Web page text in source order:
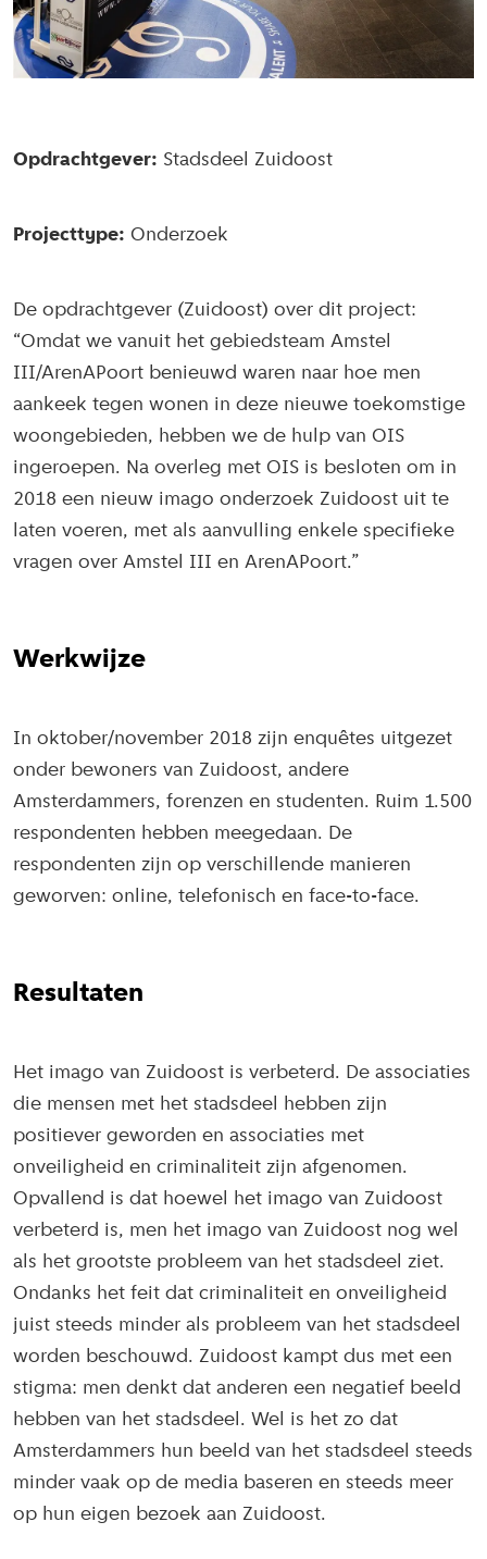
Opdrachtgever: Stadsdeel Zuidoost
Projecttype: Onderzoek
De opdrachtgever (Zuidoost) over dit project:
“Omdat we vanuit het gebiedsteam Amstel
III/ArenAPoort benieuwd waren naar hoe men
aankeek tegen wonen in deze nieuwe toekomstige
woongebieden, hebben we de hulp van OIS
ingeroepen. Na overleg met OIS is besloten om in
2018 een nieuw imago onderzoek Zuidoost uit te
laten voeren, met als aanvulling enkele specifieke
vragen over Amstel III en ArenAPoort.”
Werkwijze
In oktober/november 2018 zijn enquêtes uitgezet
onder bewoners van Zuidoost, andere
Amsterdammers, forenzen en studenten. Ruim 1.500
respondenten hebben meegedaan. De
respondenten zijn op verschillende manieren
geworven: online, telefonisch en face-to-face.
Resultaten
Het imago van Zuidoost is verbeterd. De associaties
die mensen met het stadsdeel hebben zijn
positiever geworden en associaties met
onveiligheid en criminaliteit zijn afgenomen.
Opvallend is dat hoewel het imago van Zuidoost
verbeterd is, men het imago van Zuidoost nog wel
als het grootste probleem van het stadsdeel ziet.
Ondanks het feit dat criminaliteit en onveiligheid
juist steeds minder als probleem van het stadsdeel
worden beschouwd. Zuidoost kampt dus met een
stigma: men denkt dat anderen een negatief beeld
hebben van het stadsdeel. Wel is het zo dat
Amsterdammers hun beeld van het stadsdeel steeds
minder vaak op de media baseren en steeds meer
op hun eigen bezoek aan Zuidoost.